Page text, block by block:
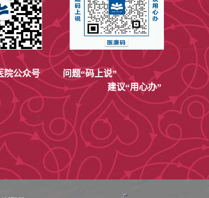
公众号
问题“码上说”
建议“用心办”